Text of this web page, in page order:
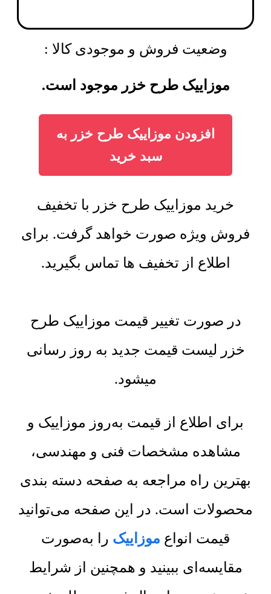
وضعیت فروش و موجودی کالا :
موزاییک طرح خزر موجود است.
افزودن موزاییک طرح خزر به
سبد خرید
خرید موزاییک طرح خزر با تخفیف
فروش ویژه صورت خواهد گرفت. برای
اطلاع از تخفیف ها تماس بگیرید.
در صورت تغییر قیمت موزاییک طرح
خزر لیست قیمت جدید به روز رسانی
میشود.
برای اطلاع از قیمت به‌روز موزاییک و
مشاهده مشخصات فنی و مهندسی،
بهترین راه مراجعه به صفحه دسته بندی
محصولات است. در این صفحه می‌توانید
قیمت انواع موزاییک را به‌صورت
مقایسه‌ای ببینید و همچنین از شرایط